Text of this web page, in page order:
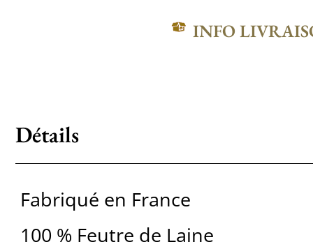
INFO
Détails
Fabriqué en France
100 % Feutre de Laine